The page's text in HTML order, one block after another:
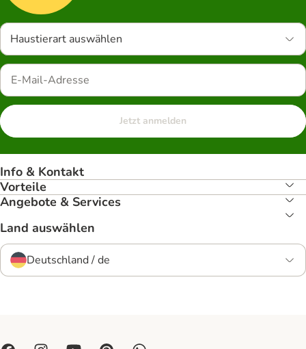
Haustierart auswählen
Jetzt anmelden
Info & Kontakt
Vorteile
Angebote & Services
Land auswählen
Deutschland / de